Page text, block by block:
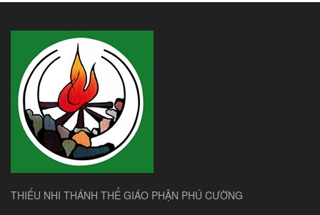
THIẾU NHI THÁNH THỂ GIÁO PHẬN PHÚ CƯỜNG